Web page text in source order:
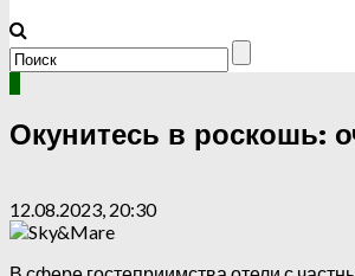
Окунитесь в роскошь:
12.08.2023, 20:30